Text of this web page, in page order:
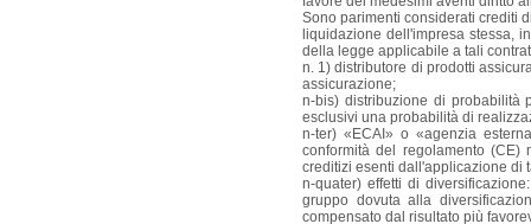
Sono parimenti considerati crediti
liquidazione dell'impresa stessa,
della legge applicabile a tali
n. 1) distributore di prodotti
assicurazione;
n-bis) distribuzione di probabilità
esclusivi una probabilità di
n-ter) «ECAI» o «agenzia
conformità del regolamento
creditizi esenti dall'applicazione di
n-quater) effetti di
gruppo dovuta alla
compensato dal risultato più